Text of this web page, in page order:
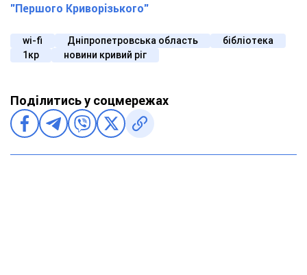
"Першого Криворізького"
wi-fi Дніпропетровська область
бібліотека
1кр
новини кривий ріг
Поділитись у соцмережах